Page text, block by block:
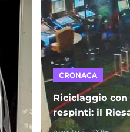
CRONACA
Riciclaggio
respinti: il
sette indagati